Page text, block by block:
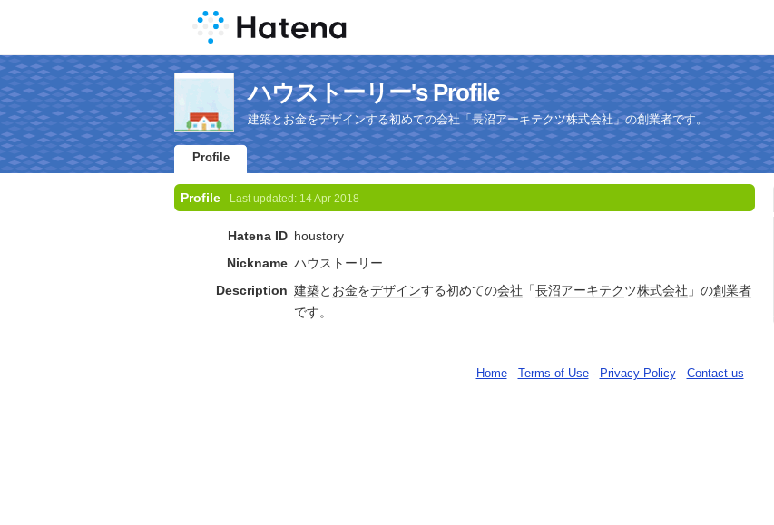
ハウストーリー's Profile
建築とお金をデザインする初めての会社「長沼アーキテクツ株式会社」の創業者です。
Profile
Profile Last updated: 14 Apr 2018
Hatena ID houstory
Nickname ハウストーリー
Description 建築と お金をデザインする初めての会社 「長沼アーキテクツ株式会社 」の創業者
です。
Home- Terms of Use- Privacy Policy- Contact us